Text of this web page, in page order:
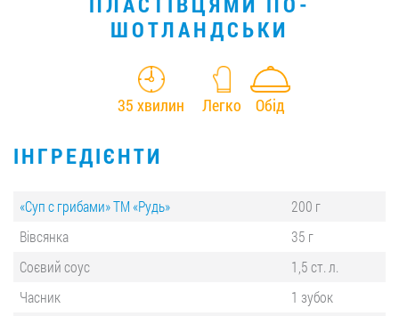
ШОТЛАНДСЬКИ
35 хвилин Легко Обід
ІНГРЕДІЄНТИ
«Суп с грибами» ТМ «Рудь»
200 г
Вівсянка
35 г
Соєвий соус
1,5 ст. л.
Часник
1 зубок